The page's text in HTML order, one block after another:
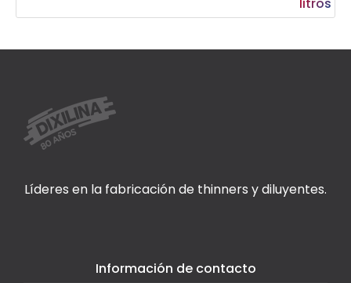
Líderes en la fabricación de thinners y diluyentes.
Información de contacto